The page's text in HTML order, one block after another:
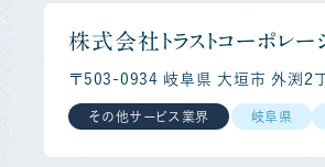
株式会社トラストコーポレー
〒503-0934 岐阜県 大垣市 外渕２丁
その他サービス業界 岐阜県